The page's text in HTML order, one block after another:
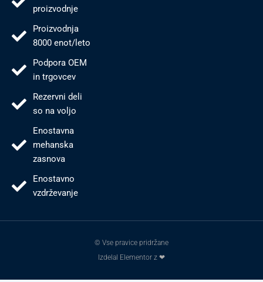
proizvodnje
Proizvodnja
8000 enot/leto
Podpora OEM
in trgovcev
Rezervni deli
so na voljo
Enostavna
mehanska
zasnova
Enostavno
vzdrževanje
© Vse pravice pridržane
Izdelal Elementor z ❤